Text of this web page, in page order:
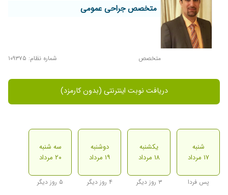
متخصص جراحی عمومی
متخصص شماره نظام: ۱۰۹۳۷۵
دریافت نوبت اینترنتی (بدون کارمزد)
شنبه
۱۷ مرداد
پس فردا
یکشنبه
۱۸ مرداد
۳ روز دیگر
دوشنبه
۱۹ مرداد
۴ روز دیگر
سه شنبه
۲۰ مرداد
۵ روز دیگر